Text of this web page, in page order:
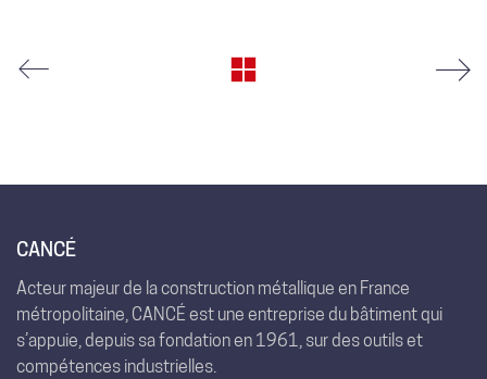
CANCÉ
Acteur majeur de la construction métallique en France
métropolitaine, CANCÉ est une entreprise du bâtiment qui
s’appuie, depuis sa fondation en 1961, sur des outils et
compétences industrielles.